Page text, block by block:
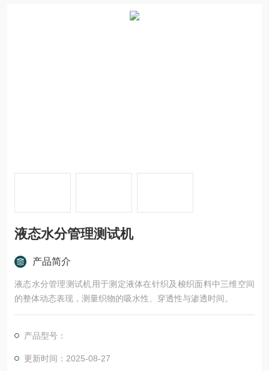
液态水分管理测试机
产品简介
液态水分管理测试机用于测定液体在针织及梭织面料中三维空间
的整体动态表现，测量织物的吸水性、穿透性与渗透时间。
产品型号：
更新时间：2025-08-27